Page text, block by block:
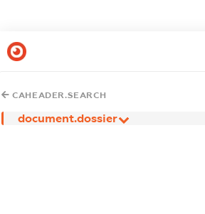
CAHEADER.SEARCH
document.dossier